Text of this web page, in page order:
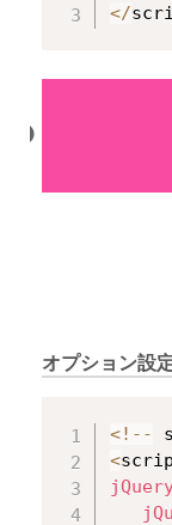
</
オプション設
<! --
<